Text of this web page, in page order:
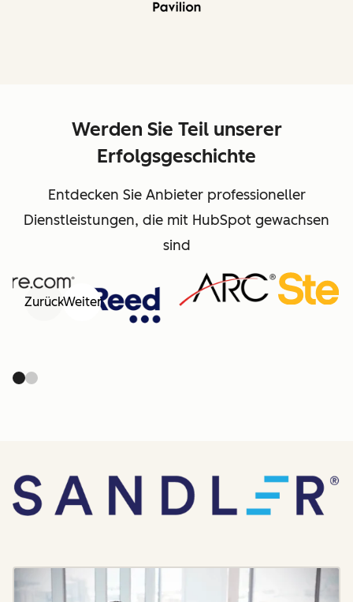
Werden Sie Teil unserer
Erfolgsgeschichte
Entdecken Sie Anbieter professioneller
Dienstleistungen, die mit HubSpot gewachsen
sind
ZurückWeiter